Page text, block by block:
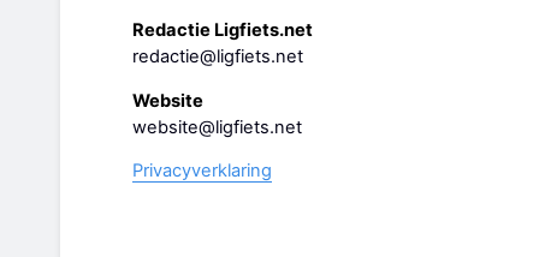
Redactie Ligfiets.net
redactie@ligfiets.net
Website
website@ligfiets.net
Privacyverklaring